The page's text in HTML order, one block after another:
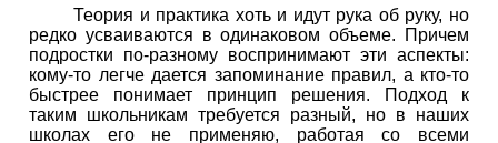
Теория и практика хоть и идут рука об руку, но
редко усваиваются в одинаковом объеме. Причем
подростки по-разному воспринимают эти аспекты:
кому-то легче дается запоминание правил, а кто-то
быстрее понимает принцип решения. Подход к
таким школьникам требуется разный, но в наших
школах его не применяю, работая со всеми